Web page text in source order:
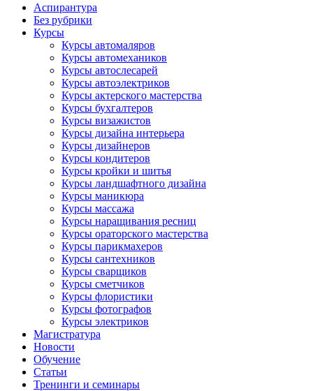
Аспирантура
Без рубрики
Курсы
Курсы автомаляров
Курсы автомехаников
Курсы автослесарей
Курсы автоэлектриков
Курсы актерского мастерства
Курсы бухгалтеров
Курсы визажистов
Курсы дизайна интерьера
Курсы дизайнеров
Курсы кондитеров
Курсы кройки и шитья
Курсы ландшафтного дизайна
Курсы маникюра
Курсы массажа
Курсы наращивания ресниц
Курсы ораторского мастерства
Курсы парикмахеров
Курсы сантехников
Курсы сварщиков
Курсы сметчиков
Курсы флористики
Курсы фотографов
Курсы электриков
Магистратура
Новости
Обучение
Статьи
Тренинги и семинары